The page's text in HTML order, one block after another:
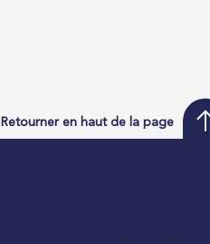
Retourner en haut de la page